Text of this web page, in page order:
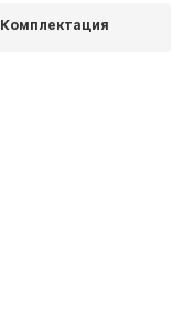
Комплектация